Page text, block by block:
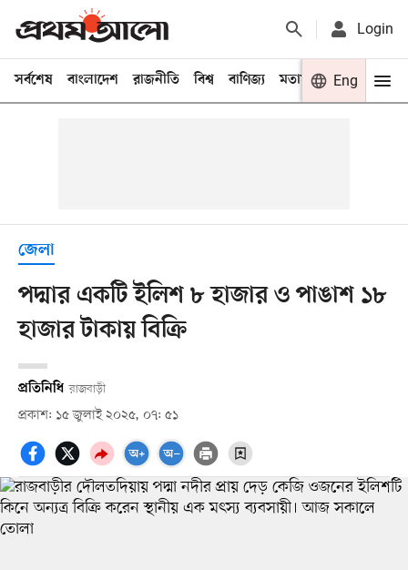
Login
সর্বশেষ বাংলাদেশ রাজনীতি বিশ্ব বাণিজ্য মতামত খেলা
Eng
জেলা
পদ্মার একটি ইলিশ ৮ হাজার ও পাঙাশ ১৮
হাজার টাকায় বিক্রি
প্রতিনিধি রাজবাড়ী
প্রকাশ: ১৫ জুলাই ২০২৫, ০৭: ৫১